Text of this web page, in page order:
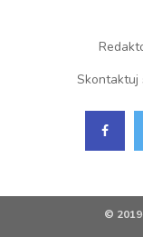
Skontaktuj
©